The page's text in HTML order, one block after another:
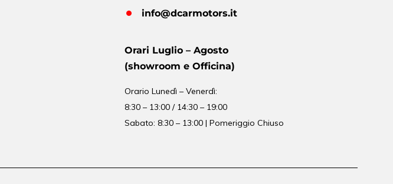
info@dcarmotors.it
Orari Luglio – Agosto
(showroom e Officina)
OrarioLunedì – Venerdì:
8:30 – 13:00 / 14:30 – 19:00
Sabato: 8:30 – 13:00 | Pomeriggio Chiuso